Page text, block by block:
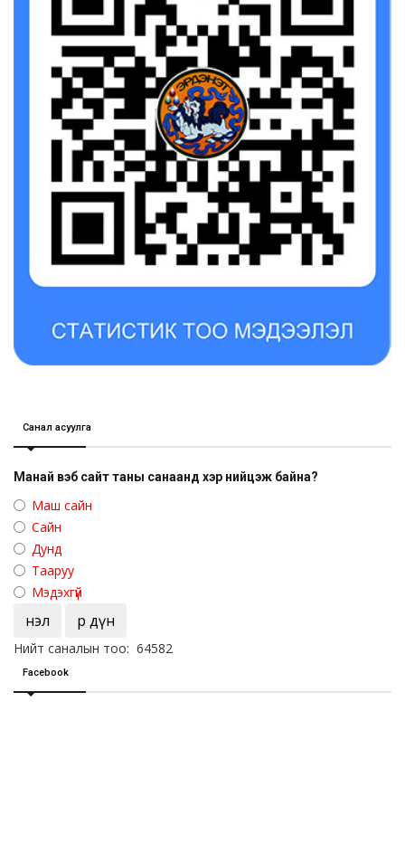
Санал асуулга
Манай вэб сайт таны санаанд хэр нийцэж байна?
Маш сайн
Сайн
Дунд
Тааруу
Мэдэхгүй
Үнэл Үр дүн
Нийт саналын тоо: 64582
Facebook